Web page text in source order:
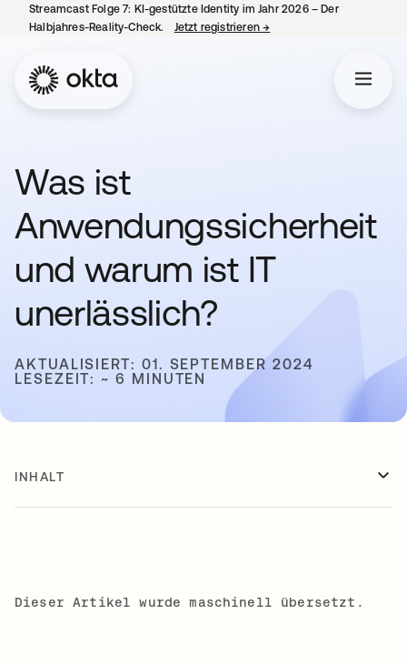
Streamcast Folge 7: KI-gestützte Identity im Jahr 2026 – Der
Halbjahres-Reality-Check.
Jetzt registrieren→
Was ist
Anwendungssicherheit
und warum ist IT
unerlässlich?
AKTUALISIERT: 01. SEPTEMBER 2024
LESEZEIT: ~ 6 MINUTEN
INHALT
Dieser Artikel wurde maschinell übersetzt.